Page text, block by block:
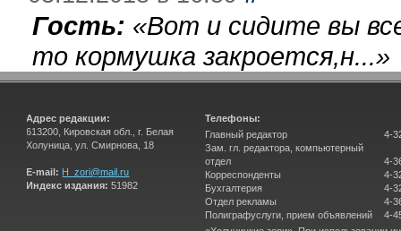
Гость: «Вот и сидите вы
то кормушка закроется,н...»
Адрес редакции:
613200, Кировская обл., г. Белая
Холуница, ул. Смирнова, 18
E-mail: H_zori@mail.ru
Индекс издания: 51982
Телефоны:
Главный редактор
Зам. гл. редактора, компьютерный
отдел
Корреспонденты
Бухгалтерия
Отдел рекламы
Полиграфуслуги, прием объявлений
4-
4-
4-
4-
4-
4-